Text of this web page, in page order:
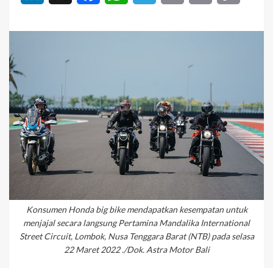
Konsumen Honda big bike mendapatkan kesempatan untuk
menjajal secara langsung Pertamina Mandalika International
Street Circuit, Lombok, Nusa Tenggara Barat (NTB) pada selasa
22 Maret 2022 ./Dok. Astra Motor Bali